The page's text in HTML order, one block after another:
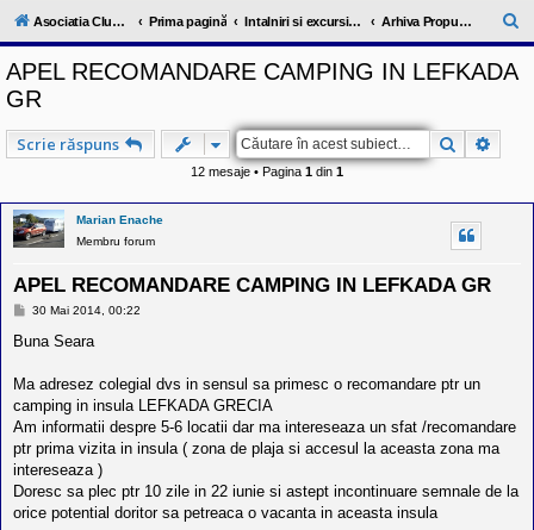
l
u
V
-
c
m
u
t
a
t
p
o
e
r
i
l
o
r
d
e
u
Asociatia ClubRV-RO Prima pagină Intalniri si excursii in cadrul comunitatii Arhiva Propuneri intalniri 2014
ă
APEL RECOMANDARE CAMPING IN LEFKADA
GR
Scrie răspuns Căutare
12 mesaje • Pagina 1 din 1
Marian Enache
Membru forum
APEL RECOMANDARE CAMPING IN LEFKADA GR
M
s
30 Mai 2014, 00:22
Buna Seara
Ma adresez colegial dvs in sensul sa primesc o recomandare ptr un
camping in insula LEFKADA GRECIA
Am informatii despre 5-6 locatii dar ma intereseaza un sfat /recomandare
ptr prima vizita in insula ( zona de plaja si accesul la aceasta zona ma
intereseaza )
Doresc sa plec ptr 10 zile in 22 iunie si astept incontinuare semnale de la
orice potential doritor sa petreaca o vacanta in aceasta insula